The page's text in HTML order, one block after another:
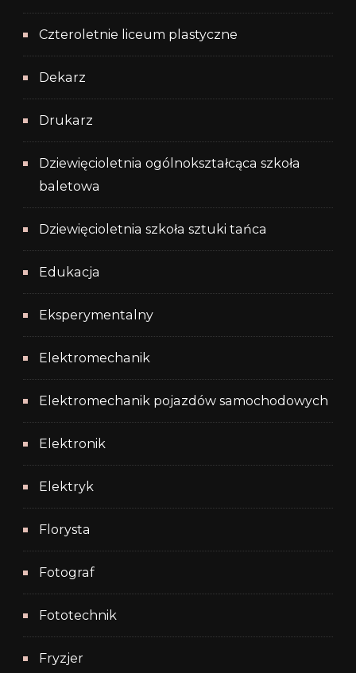
Czteroletnie liceum plastyczne
Dekarz
Drukarz
Dziewięcioletnia ogólnokształcąca szkoła
baletowa
Dziewięcioletnia szkoła sztuki tańca
Edukacja
Eksperymentalny
Elektromechanik
Elektromechanik pojazdów samochodowych
Elektronik
Elektryk
Florysta
Fotograf
Fototechnik
Fryzjer